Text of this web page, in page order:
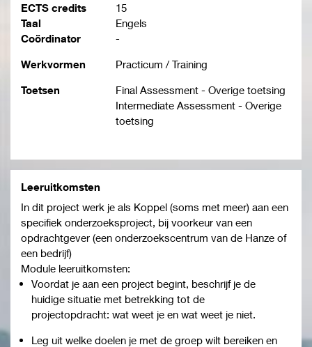
ECTS credits
15
Taal
Engels
Coördinator
-
Werkvormen Practicum / Training
Toetsen
Final Assessment - Overige toetsing
Intermediate Assessment - Overige
toetsing
Leeruitkomsten
In dit project werk je als Koppel (soms met meer) aan een
specifiek onderzoeksproject, bij voorkeur van een
opdrachtgever (een onderzoekscentrum van de Hanze of
een bedrijf)
Module leeruitkomsten:
Voordat je aan een project begint, beschrijf je de
huidige situatie met betrekking tot de
projectopdracht: wat weet je en wat weet je niet.
Leg uit welke doelen je met de groep wilt bereiken en